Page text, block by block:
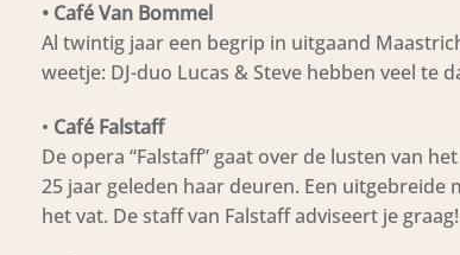
• Café Van Bommel
Al twintig jaar een begrip in uitgaand
weetje: DJ-duo Lucas & Steve hebben veel te
• Café Falstaff
De opera “Falstaff” gaat over de lusten van
25 jaar geleden haar deuren. Een uitgebreide
het vat. De staff van Falstaff adviseert je graag!